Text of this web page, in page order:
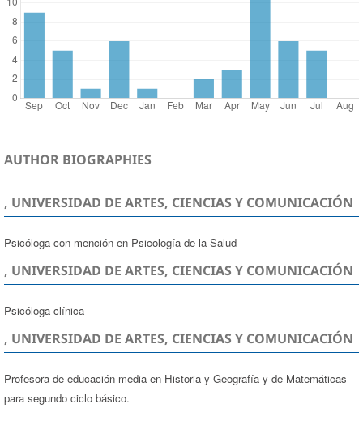
AUTHOR BIOGRAPHIES
, UNIVERSIDAD DE ARTES, CIENCIAS Y COMUNICACIÓN
Psicóloga con mención en Psicología de la Salud
, UNIVERSIDAD DE ARTES, CIENCIAS Y COMUNICACIÓN
Psicóloga clínica
, UNIVERSIDAD DE ARTES, CIENCIAS Y COMUNICACIÓN
Profesora de educación media en Historia y Geografía y de Matemáticas
para segundo ciclo básico.